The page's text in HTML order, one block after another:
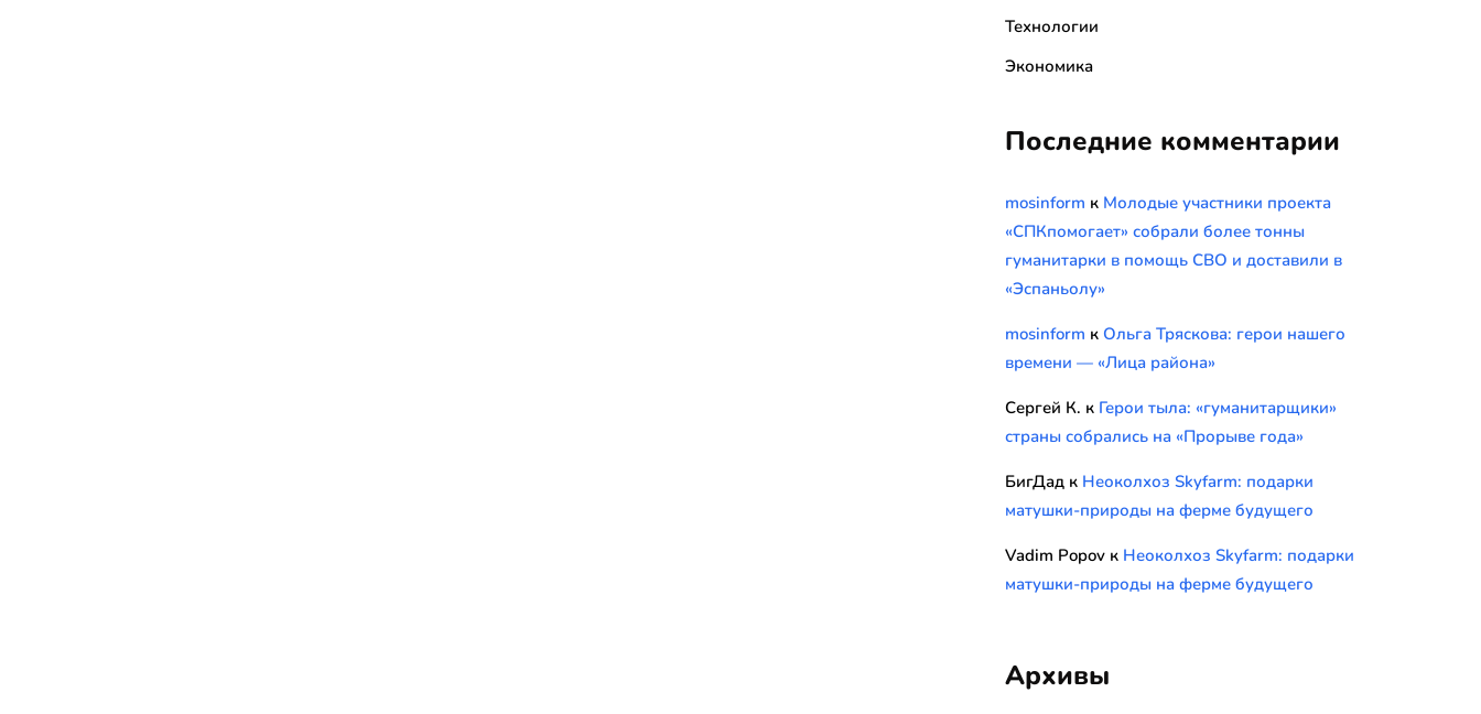
Технологии
Экономика
Последние комментарии
mosinform к Молодые участники проекта
«СПКпомогает» собрали более тонны
гуманитарки в помощь СВО и доставили в
«Эспаньолу»
mosinform к Ольга Тряскова: герои нашего
времени — «Лица района»
Сергей К. к Герои тыла: «гуманитарщики»
страны собрались на «Прорыве года»
БигДад к Неоколхоз Skyfarm: подарки
матушки-природы на ферме будущего
Vadim Popov к Неоколхоз Skyfarm: подарки
матушки-природы на ферме будущего
Архивы